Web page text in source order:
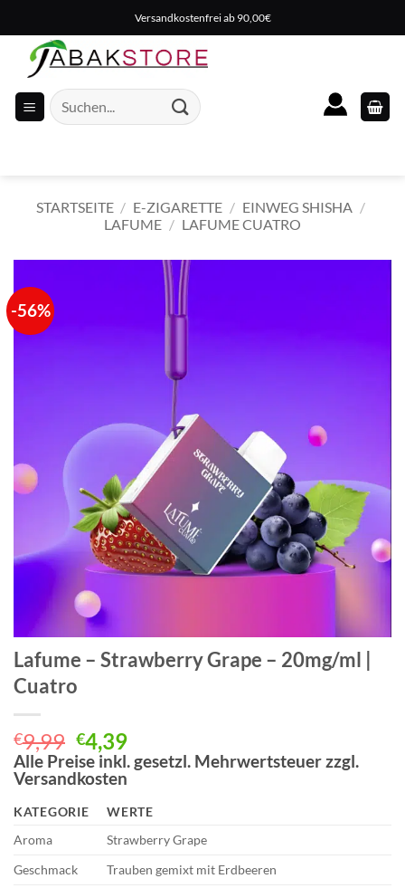
Inhalt
springen
Versandkostenfrei ab 90,00€
Suche
nach:
STARTSEITE / E-ZIGARETTE / EINWEG SHISHA /
LAFUME / LAFUME CUATRO
-56%
Lafume – Strawberry Grape – 20mg/ml |
Cuatro
€9,99 Ursprünglicher
Preis
war:
€9,99
€4,39Aktueller
Preis
€4,39.
Alle Preise inkl. gesetzl. Mehrwertsteuer zzgl.
Versandkosten
KATEGORIE
WERTE
Aroma
Strawberry Grape
Geschmack
Trauben gemixt mit Erdbeeren